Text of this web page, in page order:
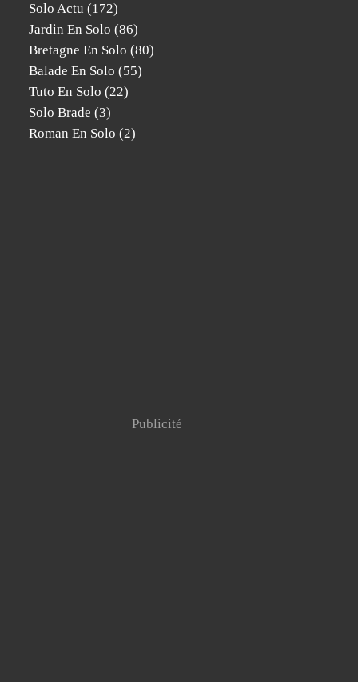
Solo Actu (172)
Jardin En Solo (86)
Bretagne En Solo (80)
Balade En Solo (55)
Tuto En Solo (22)
Solo Brade (3)
Roman En Solo (2)
Publicité